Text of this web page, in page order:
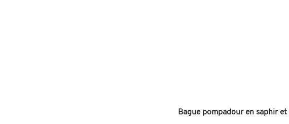
Bague pompadour en saphir